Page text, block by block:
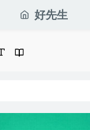
好先生